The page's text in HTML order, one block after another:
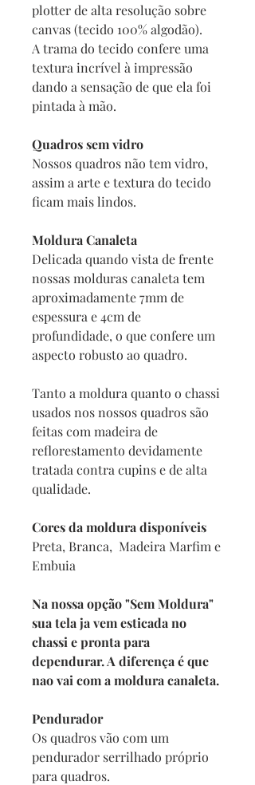
plotter de alta resolução sobre
canvas (tecido 100% algodão).
A trama do tecido confere uma
textura incrível à impressão
dando a sensação de que ela foi
pintada à mão.
Quadros sem vidro
Nossos quadros não tem vidro,
assim a arte e textura do tecido
ficam mais lindos.
Moldura Canaleta
Delicada quando vista de frente
nossas molduras canaleta tem
aproximadamente 7mm de
espessura e 4cm de
profundidade, o que confere um
aspecto robusto ao quadro.
Tanto a moldura quanto o chassi
usados nos nossos quadros são
feitas com madeira de
reflorestamento devidamente
tratada contra cupins e de alta
qualidade.
Cores da moldura disponíveis
Preta, Branca, Madeira Marfim e
Embuia
Na nossa opção "Sem Moldura"
sua tela ja vem esticada no
chassi e pronta para
dependurar. A diferença é que
nao vai com a moldura canaleta.
Pendurador
Os quadros vão com um
pendurador serrilhado próprio
para quadros.